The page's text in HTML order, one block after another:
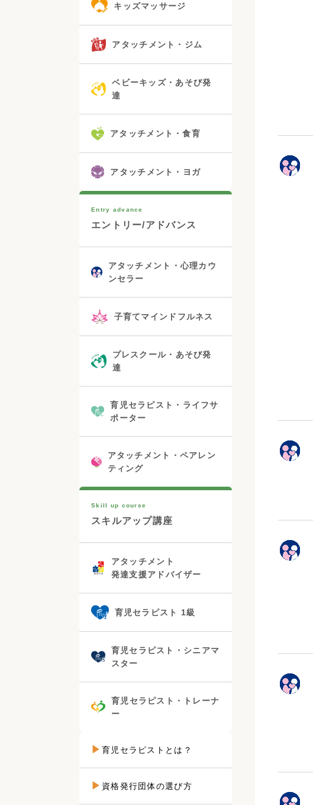
キッズマッサージ
アタッチメント・ジム
ベビーキッズ・あそび発
達
アタッチメント・食育
アタッチメント・ヨガ
Entry advance
エントリー/アドバンス
アタッチメント・心理カウ
ンセラー
子育てマインドフルネス
プレスクール・あそび発
達
育児セラピスト・ライフサ
ポーター
アタッチメント・ペアレン
ティング
Skill up course
スキルアップ講座
アタッチメント
発達支援アドバイザー
育児セラピスト 1級
育児セラピスト・シニアマ
スター
育児セラピスト・トレーナ
ー
育児セラピストとは？
資格発行団体の選び方